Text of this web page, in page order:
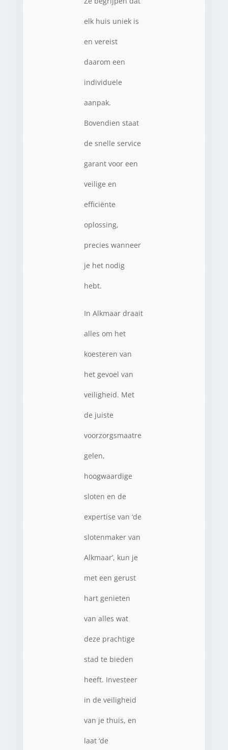
elk huis uniek is
en vereist
daarom een
individuele
aanpak.
Bovendien staat
de snelle service
garant voor een
veilige en
efficiënte
oplossing,
precies wanneer
je het nodig
hebt.
In Alkmaar draait
alles om het
koesteren van
het gevoel van
veiligheid. Met
de juiste
voorzorgsmaatre
gelen,
hoogwaardige
sloten en de
expertise van ‘de
slotenmaker van
Alkmaar’, kun je
met een gerust
hart genieten
van alles wat
deze prachtige
stad te bieden
heeft. Investeer
in de veiligheid
van je thuis, en
laat ‘de